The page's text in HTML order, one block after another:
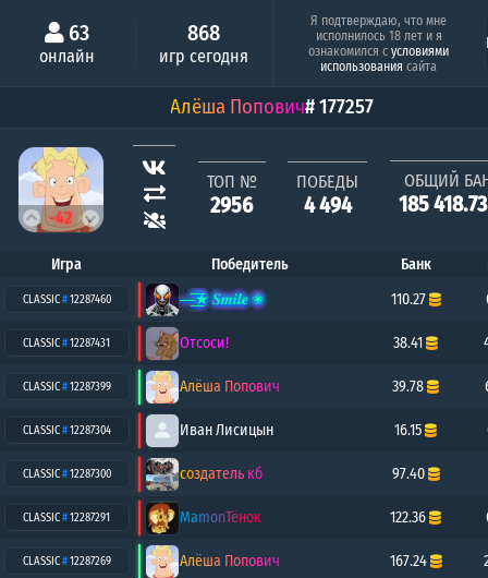
63
онлайн
868
игр сегодня
Минимальный шанс
Люся
0.28%
Я подтверждаю, что мне
исполнилось 18 лет и я
ознакомился сусловиями
использования сайта
Алёша Попович# 177257
-42
ТОП №
2956
ПОБЕДЫ
4 494
ОБЩИЙ
185
Игра Победитель Банк
CLASSIC#12287460 —͟͞͞★ 𝑺𝒎𝒊𝒍𝒆 ✬ 110.27
CLASSIC#12287431 Отсоси! 38.41
CLASSIC#12287399 Алёша Попович 39.78
CLASSIC#12287304 Иван Лисицын 16.15
CLASSIC#12287300 создатель кб 97.40
CLASSIC#12287291 MamonTëнок 122.36
CLASSIC#12287269 Алёша Попович 167.24